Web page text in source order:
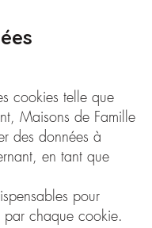
cookies telle que
Maisons de Famille
des données à
en tant que
pour
par chaque cookie.